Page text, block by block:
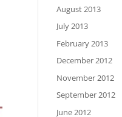
August 2013
July 2013
February 2013
December 2012
November 2012
September 2012
June 2012